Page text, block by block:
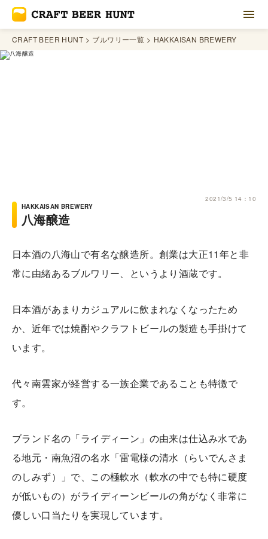
CRAFT BEER HUNT ブルワリー一覧 HAKKAISAN BREWERY
2021/3/5 14：10
HAKKAISAN BREWERY
八海醸造
日本酒の八海山で有名な醸造所。創業は大正11年と非
常に由緒あるブルワリー、というより酒蔵です。
日本酒があまりカジュアルに飲まれなくなったため
か、近年では焼酎やクラフトビールの製造も手掛けて
います。
代々南雲家が経営する一族企業であることも特徴で
す。
ブランド名の「ライディーン」の由来は仕込み水であ
る地元・南魚沼の名水「雷電様の清水（らいでんさま
のしみず）」で、この極軟水（軟水の中でも特に硬度
が低いもの）がライディーンビールの角がなく非常に
優しい口当たりを実現しています。